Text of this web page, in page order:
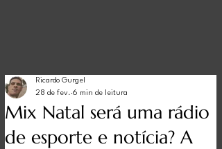
Mix Natal será uma rádio
de esporte e notícia? A
Ricardo Gurgel
28 de fev. 6 min de leitura